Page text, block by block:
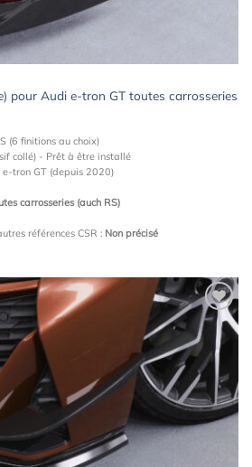
pour Audi e-tron GT toutes carrosseries
(6 finitions au choix)
collé) - Prêt à être installé
tron GT (depuis 2020)
carrosseries (auch RS)
références CSR : Non précisé
Ajouter
à la
wishlist